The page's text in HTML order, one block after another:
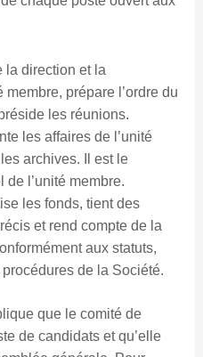
la direction et la
membre, prépare l’ordre du
les réunions.
les affaires de l’unité
archives. Il est le
l’unité membre.
les fonds, tient des
et rend compte de la
aux statuts,
de la Société.
que le comité de
de candidats et qu’elle